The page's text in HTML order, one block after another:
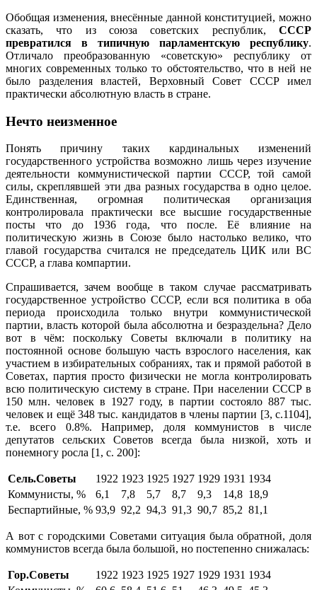
Обобщая изменения, внесённые данной конституцией, можно
сказать, что из союза советских республик, СССР
превратился в типичную парламентскую республику.
Отличало преобразованную «советскую» республику от
многих современных только то обстоятельство, что в ней не
было разделения властей, Верховный Совет СССР имел
практически абсолютную власть в стране.
Нечто неизменное
Понять причину таких кардинальных изменений
государственного устройства возможно лишь через изучение
деятельности коммунистической партии СССР, той самой
силы, скреплявшей эти два разных государства в одно целое.
Единственная, огромная политическая организация
контролировала практически все высшие государственные
посты что до 1936 года, что после. Её влияние на
политическую жизнь в Союзе было настолько велико, что
главой государства считался не председатель ЦИК или ВС
СССР, а глава компартии.
Спрашивается, зачем вообще в таком случае рассматривать
государственное устройство СССР, если вся политика в оба
периода происходила только внутри коммунистической
партии, власть которой была абсолютна и безраздельна? Дело
вот в чём: поскольку Советы включали в политику на
постоянной основе большую часть взрослого населения, как
участием в избирательных собраниях, так и прямой работой в
Советах, партия просто физически не могла контролировать
всю политическую систему в стране. При населении СССР в
150 млн. человек в 1927 году, в партии состояло 887 тыс.
человек и ещё 348 тыс. кандидатов в члены партии [3, с.1104],
т.е. всего 0.8%. Например, доля коммунистов в числе
депутатов сельских Советов всегда была низкой, хоть и
понемногу росла [1, с. 200]:
Сель.Советы 1922 1923 1925 1927 1929 1931 1934
Коммунисты, %
6,1 7,8 5,7 8,7 9,3 14,8 18,9
Беспартийные, % 93,9 92,2 94,3 91,3 90,7 85,2 81,1
А вот с городскими Советами ситуация была обратной, доля
коммунистов всегда была большой, но постепенно снижалась:
Гор.Советы 1922 1923 1925 1927 1929 1931 1934